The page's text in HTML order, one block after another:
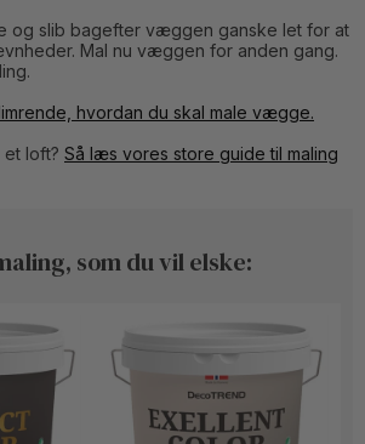
og slib bagefter væggen ganske let for at
Mal nu væggen for anden gang.
hvordan du skal male vægge.
et loft? Så læs vores store guide til maling
som du vil elske: